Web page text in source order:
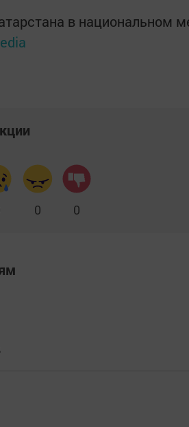
в национальном
0 0